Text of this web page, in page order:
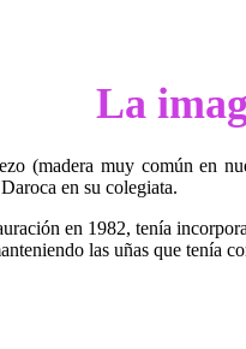
La
(madera muy común en
en su colegiata.
en 1982, tenía
las uñas que tenía